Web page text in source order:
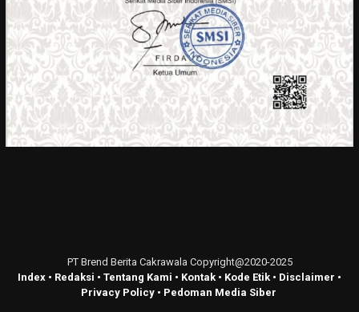
PT Brend Berita Cakrawala Copyright@2020-2025
Index • Redaksi • Tentang Kami • Kontak • Kode Etik • Disclaimer •
Privacy Policy• Pedoman Media Siber